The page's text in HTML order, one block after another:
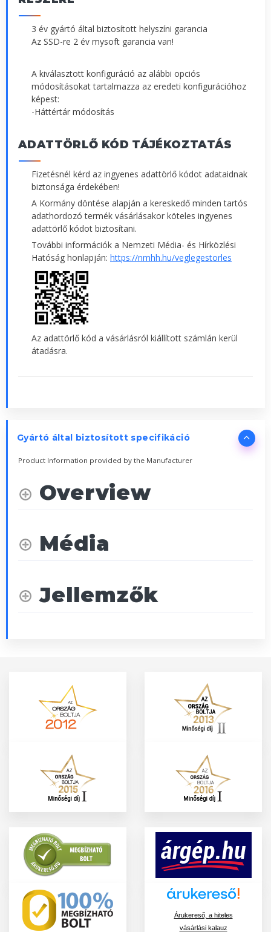
3 év gyártó által biztosított helyszíni garancia
Az SSD-re 2 év mysoft garancia van!
A kiválasztott konfiguráció az alábbi opciós
módosításokat tartalmazza az eredeti konfigurációhoz
képest:
-Háttértár módosítás
ADATTÖRLŐ KÓD TÁJÉKOZTATÁS
Fizetésnél kérd az ingyenes adattörlő kódot adataidnak
biztonsága érdekében!
A Kormány döntése alapján a kereskedő minden tartós
adathordozó termék vásárlásakor köteles ingyenes
adattörlő kódot biztosítani.
További információk a Nemzeti Média- és Hírközlési
Hatóság honlapján: https://nmhh.hu/veglegestorles
Az adattörlő kód a vásárlásról kiállított számlán kerül
átadásra.
Gyártó által biztosított specifikáció
Product Information provided by the Manufacturer
Overview
Média
Jellemzők
Árukereső, a hiteles
vásárlási kalauz